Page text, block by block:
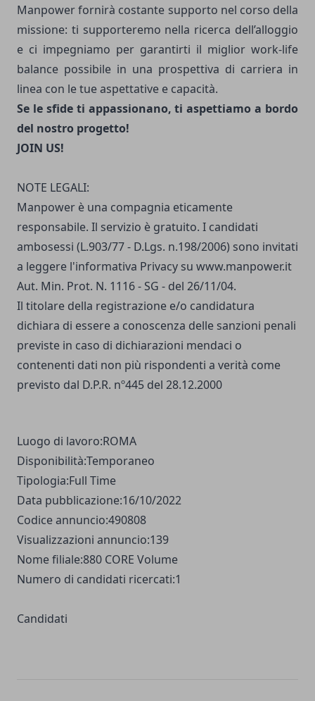
Manpower fornirà costante supporto nel corso della
missione: ti supporteremo nella ricerca dell’alloggio
e ci impegniamo per garantirti il miglior work-life
balance possibile in una prospettiva di carriera in
linea con le tue aspettative e capacità.
Se le sfide ti appassionano, ti aspettiamo a bordo
del nostro progetto!
JOIN US!
NOTE LEGALI:
Manpower è una compagnia eticamente
responsabile. Il servizio è gratuito. I candidati
ambosessi (L.903/77 - D.Lgs. n.198/2006) sono invitati
a leggere l'informativa Privacy su www.manpower.it
Aut. Min. Prot. N. 1116 - SG - del 26/11/04.
Il titolare della registrazione e/o candidatura
dichiara di essere a conoscenza delle sanzioni penali
previste in caso di dichiarazioni mendaci o
contenenti dati non più rispondenti a verità come
previsto dal D.P.R. nº445 del 28.12.2000
Luogo di lavoro:ROMA
Disponibilità:Temporaneo
Tipologia:Full Time
Data pubblicazione:16/10/2022
Codice annuncio:490808
Visualizzazioni annuncio:139
Nome filiale:880 CORE Volume
Numero di candidati ricercati:1
Candidati